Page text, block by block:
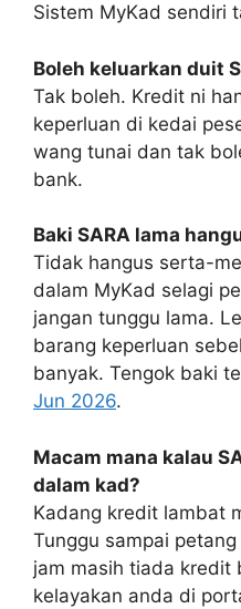
Sistem MyKad sendiri
Boleh keluarkan duit
Tak boleh. Kredit ni
keperluan di kedai
wang tunai dan tak
bank.
Baki SARA lama
Tidak hangus serta-
dalam MyKad selagi
jangan tunggu lama.
barang keperluan
banyak. Tengok baki
Jun 2026.
Macam mana kalau
dalam kad?
Kadang kredit lambat
Tunggu sampai
jam masih tiada kredit
kelayakan anda di